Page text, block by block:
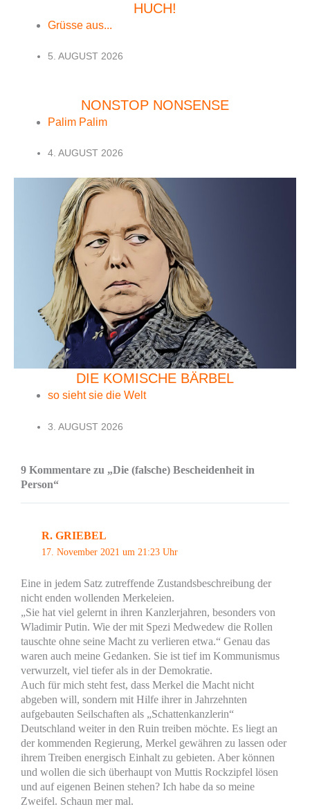
HUCH!
Grüsse aus...
5. AUGUST 2026
NONSTOP NONSENSE
Palim Palim
4. AUGUST 2026
DIE KOMISCHE BÄRBEL
so sieht sie die Welt
3. AUGUST 2026
9 Kommentare zu „Die (falsche) Bescheidenheit in
Person“
R. GRIEBEL
17. November 2021 um 21:23 Uhr
Eine in jedem Satz zutreffende Zustandsbeschreibung der
nicht enden wollenden Merkeleien.
„Sie hat viel gelernt in ihren Kanzlerjahren, besonders von
Wladimir Putin. Wie der mit Spezi Medwedew die Rollen
tauschte ohne seine Macht zu verlieren etwa.“ Genau das
waren auch meine Gedanken. Sie ist tief im Kommunismus
verwurzelt, viel tiefer als in der Demokratie.
Auch für mich steht fest, dass Merkel die Macht nicht
abgeben will, sondern mit Hilfe ihrer in Jahrzehnten
aufgebauten Seilschaften als „Schattenkanzlerin“
Deutschland weiter in den Ruin treiben möchte. Es liegt an
der kommenden Regierung, Merkel gewähren zu lassen oder
ihrem Treiben energisch Einhalt zu gebieten. Aber können
und wollen die sich überhaupt von Muttis Rockzipfel lösen
und auf eigenen Beinen stehen? Ich habe da so meine
Zweifel. Schaun mer mal.